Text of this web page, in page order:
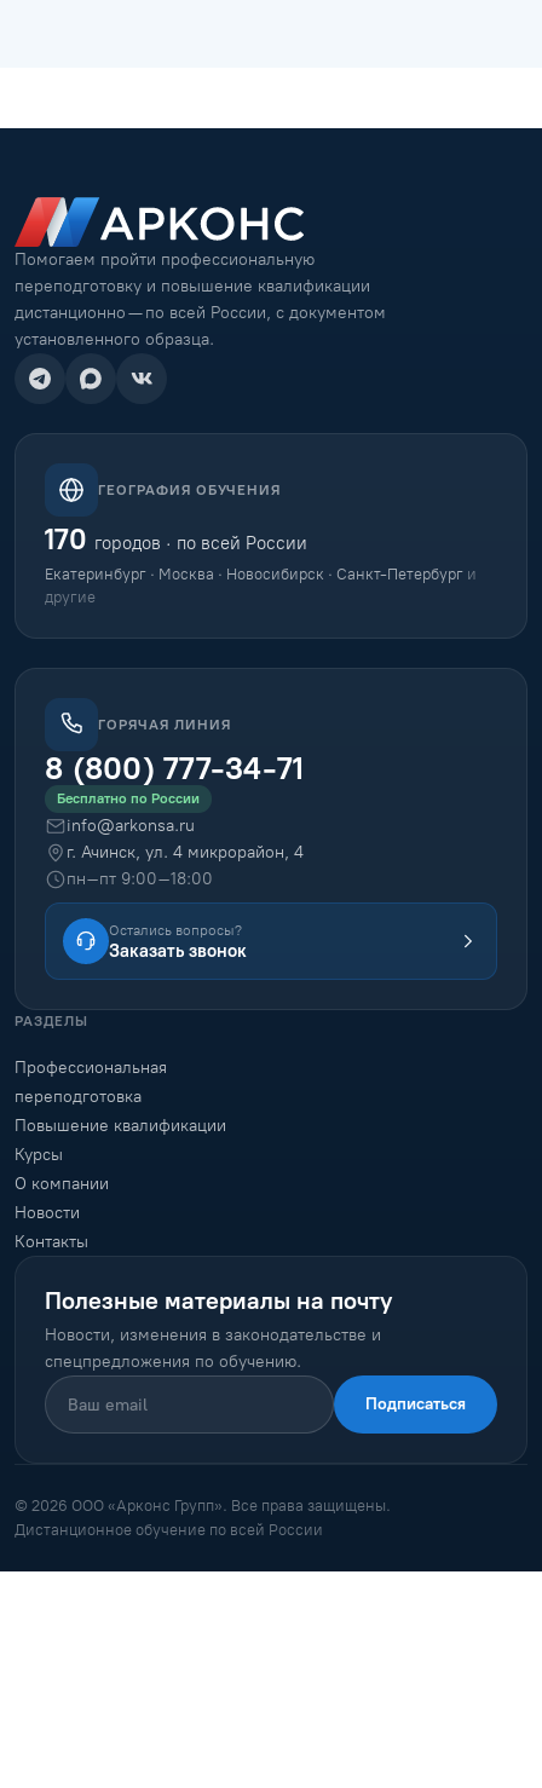
Помогаем пройти профессиональную
переподготовку и повышение квалификации
дистанционно — по всей России, с документом
установленного образца.
ГЕОГРАФИЯ ОБУЧЕНИЯ
170 городов · по всей России
Екатеринбург · Москва · Новосибирск · Санкт-Петербург и
другие
ГОРЯЧАЯ ЛИНИЯ
8 (800) 777-34-71
Бесплатно по России
info@arkonsa.ru
г. Ачинск, ул. 4 микрорайон, 4
пн–пт 9:00–18:00
Остались вопросы?
Заказать звонок
РАЗДЕЛЫ
Профессиональная
переподготовка
Повышение квалификации
Курсы
О компании
Новости
Контакты
Полезные материалы на почту
Новости, изменения в законодательстве и
спецпредложения по обучению.
Подписаться
© 2026 ООО «Арконс Групп». Все права защищены.
Дистанционное обучение по всей России